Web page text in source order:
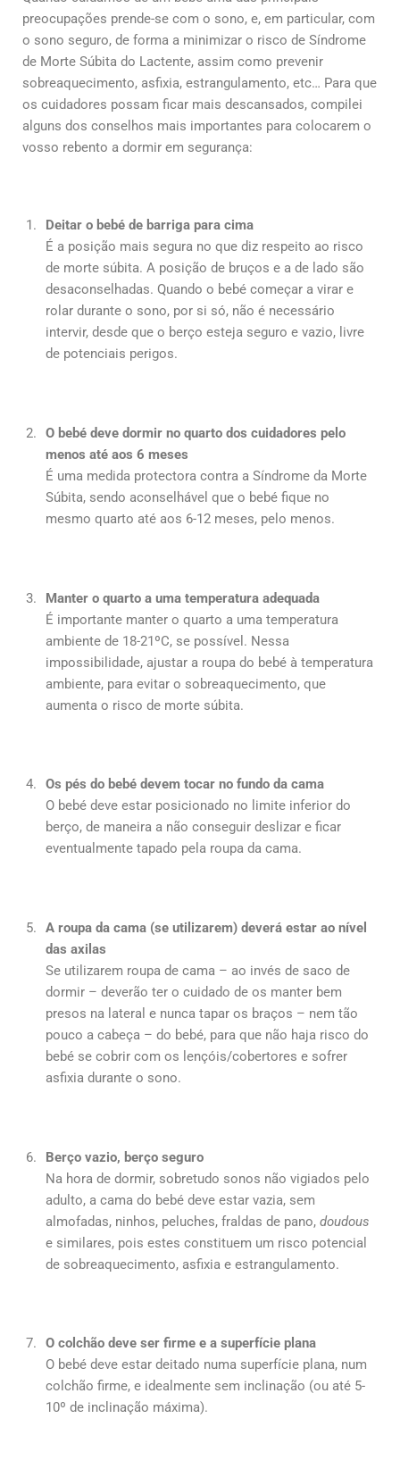
preocupações prende-se com o sono, e, em particular, com
o sono seguro, de forma a minimizar o risco de Síndrome
de Morte Súbita do Lactente, assim como prevenir
sobreaquecimento, asfixia, estrangulamento, etc… Para que
os cuidadores possam ficar mais descansados, compilei
alguns dos conselhos mais importantes para colocarem o
vosso rebento a dormir em segurança:
Deitar o bebé de barriga para cima
É a posição mais segura no que diz respeito ao risco
de morte súbita. A posição de bruços e a de lado são
desaconselhadas. Quando o bebé começar a virar e
rolar durante o sono, por si só, não é necessário
intervir, desde que o berço esteja seguro e vazio, livre
de potenciais perigos.
O bebé deve dormir no quarto dos cuidadores pelo
menos até aos 6 meses
É uma medida protectora contra a Síndrome da Morte
Súbita, sendo aconselhável que o bebé fique no
mesmo quarto até aos 6-12 meses, pelo menos.
Manter o quarto a uma temperatura adequada
É importante manter o quarto a uma temperatura
ambiente de 18-21ºC, se possível. Nessa
impossibilidade, ajustar a roupa do bebé à temperatura
ambiente, para evitar o sobreaquecimento, que
aumenta o risco de morte súbita.
Os pés do bebé devem tocar no fundo da cama
O bebé deve estar posicionado no limite inferior do
berço, de maneira a não conseguir deslizar e ficar
eventualmente tapado pela roupa da cama.
A roupa da cama (se utilizarem) deverá estar ao nível
das axilas
Se utilizarem roupa de cama – ao invés de saco de
dormir – deverão ter o cuidado de os manter bem
presos na lateral e nunca tapar os braços – nem tão
pouco a cabeça – do bebé, para que não haja risco do
bebé se cobrir com os lençóis/cobertores e sofrer
asfixia durante o sono.
Berço vazio, berço seguro
Na hora de dormir, sobretudo sonos não vigiados pelo
adulto, a cama do bebé deve estar vazia, sem
almofadas, ninhos, peluches, fraldas de pano, doudous
e similares, pois estes constituem um risco potencial
de sobreaquecimento, asfixia e estrangulamento.
O colchão deve ser firme e a superfície plana
O bebé deve estar deitado numa superfície plana, num
colchão firme, e idealmente sem inclinação (ou até 5-
10º de inclinação máxima).